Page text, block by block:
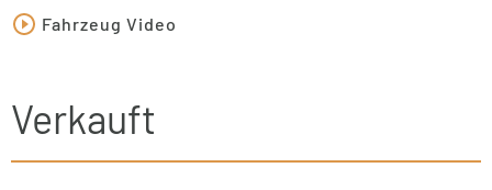
Fahrzeug Video
Verkauft